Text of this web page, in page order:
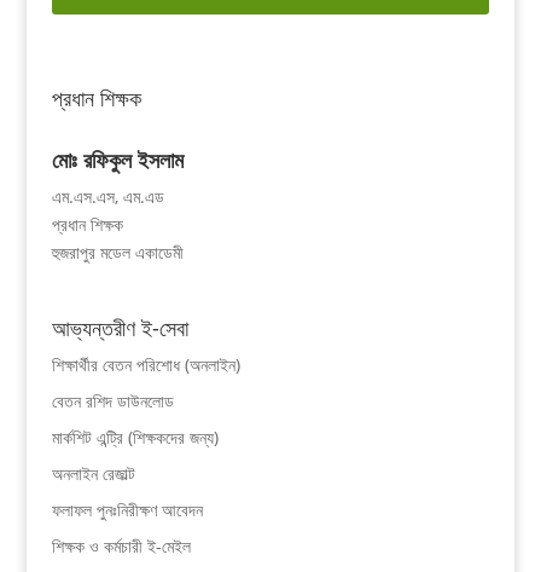
প্রধান শিক্ষক
মোঃ রফিকুল ইসলাম
এম.এস.এস, এম.এড
প্রধান শিক্ষক
হুজরাপুর মডেল একাডেমী
আভ্যন্তরীণ ই-সেবা
শিক্ষার্থীর বেতন পরিশোধ (অনলাইন)
বেতন রশিদ ডাউনলোড
মার্কশিট এন্ট্রি (শিক্ষকদের জন্য)
অনলাইন রেজাল্ট
ফলাফল পুনঃনিরীক্ষণ আবেদন
শিক্ষক ও কর্মচারী ই-মেইল